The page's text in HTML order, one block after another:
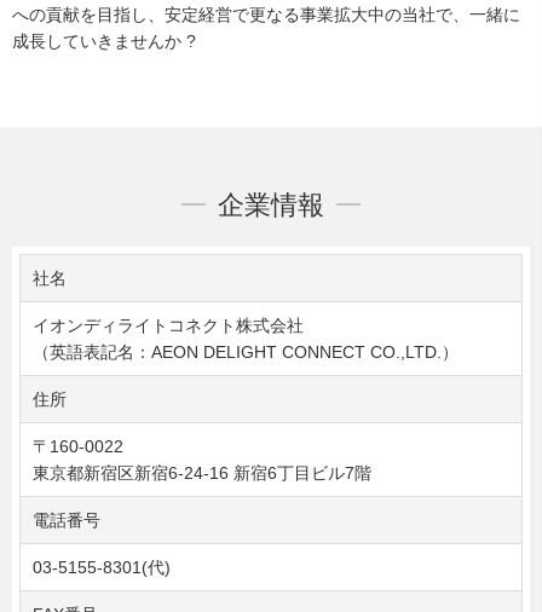
への貢献を目指し、安定経営で更なる事業拡大中の当社で、一緒に
成長していきませんか ?
企業情報
社名
イオンディライトコネクト株式会社
（英語表記名：AEON DELIGHT CONNECT CO.,LTD.）
住所
〒160-0022
東京都新宿区新宿6-24-16 新宿6丁目ビル7階
電話番号
03-5155-8301(代)